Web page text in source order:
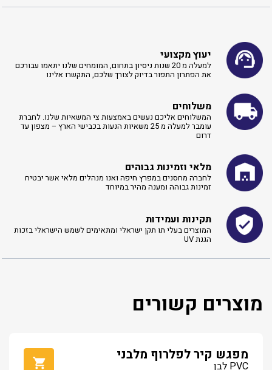
יעוץ מקצועי
למעלה מ 20 שנות ניסיון בתחום, המומחים שלנו יתאמו עבורכם
את הפתרון התפור בדיוק לצורך שלכם, התקשרו אלינו ​
משלוחים
המשלוחים אליכם נעשים באמצעות צי המשאיות שלנו. לחברת
עומבר למעלה מ 25 משאיות הנעות בכבישי הארץ – מצפון עד
דרום
מלאי וזמינות גבוהים
לחברה מחסנים במפרץ חיפה ואנו מנהלים מלאי אשר יבטיח
זמינות גבוהה ומענה מהיר במיוחד
תקינות ועמידות
המוצרים בעלי תו תקן ישראלי ומתאימים לשמש הישראלי בזכות
הגנת UV
מוצרים קשורים
מפגש קיר לפלרוף מלבני
PVC לבן